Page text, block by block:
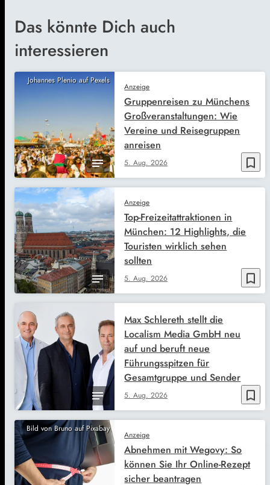
Das könnte Dich auch
interessieren
Johannes Plenio auf Pexels
bookmark_border
Anzeige
5. Aug. 2026
Gruppenreisen zu Münchens
Großveranstaltungen: Wie
Vereine und Reisegruppen
anreisen
bookmark_border
Anzeige
5. Aug. 2026
Top-Freizeitattraktionen in
München: 12 Highlights, die
Touristen wirklich sehen
sollten
bookmark_border
5. Aug. 2026
Max Schlereth stellt die
Localism Media GmbH neu
auf und beruft neue
Führungsspitzen für
Gesamtgruppe und Sender
Bild von Bruno auf Pixabay
Anzeige
Abnehmen mit Wegovy: So
können Sie Ihr Online-Rezept
sicher beantragen